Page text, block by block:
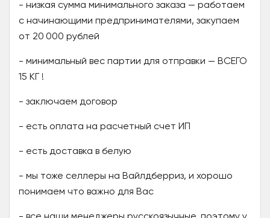
- низкая сумма минимального заказа — работаем
с начинающими предпринимателями, закупаем
от 20 000 рублей
- минимальный вес партии для отправки — ВСЕГО
15 КГ !
- заключаем договор
- есть оплата на расчетный счет ИП
- есть доставка в белую
- мы тоже селлеры на Вайлдберриз, и хорошо
понимаем что важно для Вас